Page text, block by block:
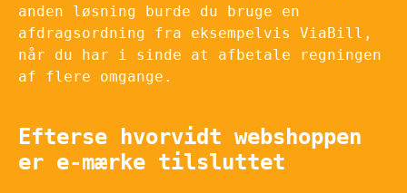
anden løsning burde du bruge en
afdragsordning fra eksempelvis ViaBill,
når du har i sinde at afbetale regningen
af flere omgange.
Efterse hvorvidt webshoppen
er e-mærke tilsluttet